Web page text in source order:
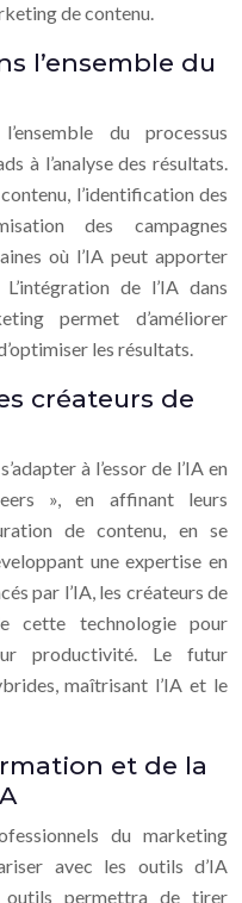
de contenu.
l’ensemble du
du processus
à l’analyse des résultats.
l’identification des
des campagnes
où l’IA peut apporter
de l’IA dans
permet d’améliorer
les résultats.
créateurs de
à l’essor de l’IA en
», en affinant leurs
de contenu, en se
une expertise en
par l’IA, les créateurs de
cette technologie pour
productivité. Le futur
maîtrisant l’IA et le
et de la
du marketing
avec les outils d’IA
outils permettra de tirer